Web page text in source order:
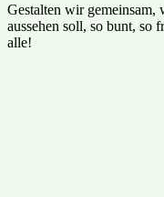
Gestalten wir gemeinsam,
aussehen soll, so bunt,
alle!